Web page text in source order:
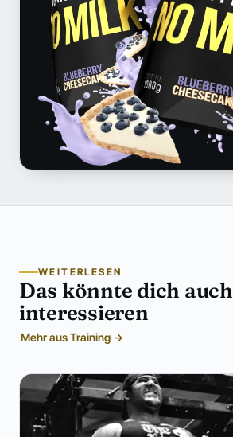
WEITERLESEN
Das könnte dich auch
interessieren
Mehr aus Training →